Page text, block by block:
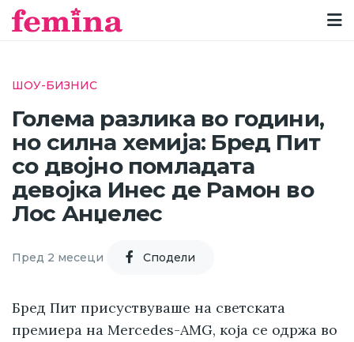
ШОУ-БИЗНИС
Голема разлика во години,
но силна хемија: Бред Пит
со двојно помладата
девојка Инес де Рамон во
Лос Анџелес
Пред 2 месеци Cподели
Бред Пит присуствуваше на светската
премиера на Mercedes-AMG, која се одржа во